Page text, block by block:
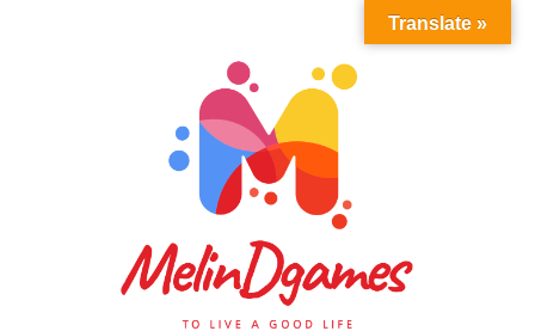
Translate »